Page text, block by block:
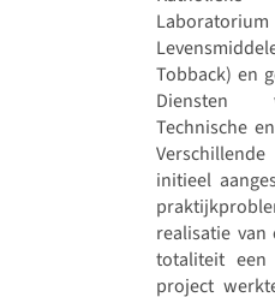
Tobback) en
Diensten
Technische
initieel
realisatie van
totaliteit
project